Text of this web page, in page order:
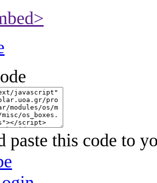
paste this code to